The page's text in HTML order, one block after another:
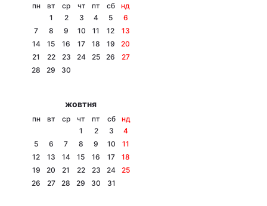
Тема оформлення
пн вт ср чт пт сб
нд
1
2 3 4 5
6
7
8 9 10 11 12
13
14
15 16 17 18 19
20
21
22 23 24 25 26
27
28
29 30
жовтня
пн вт ср чт пт сб
нд
1
2 3
4
5
6 7 8 9 10
11
12
13 14 15 16 17
18
19
20 21 22 23 24
25
26
27 28 29 30 31